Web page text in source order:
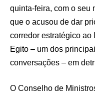
quinta-feira, com o seu
que o acusou de dar
corredor estratégico ao
Egito – um dos
conversações – em
O Conselho de